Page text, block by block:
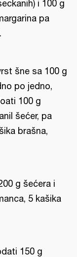
i 100 g
pa
šne sa 100 g
po jedno,
100 g
šećer, pa
brašna,
g šećera i
5 kašika
150 g